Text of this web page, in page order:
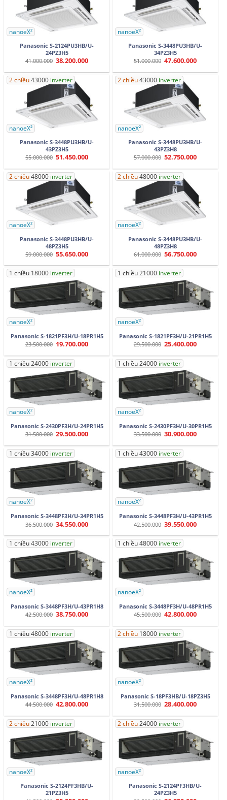
nanoeX²
Panasonic S-2124PU3HB/U-
24PZ3H5
41.000.000 Giá
là:
41.000.000.
38.200.000
tại
38.200.000.
nanoeX²
Panasonic S-3448PU3HB/U-
34PZ3H5
51.000.000 Giá
là:
51.000.000.
47.600.000
tại
2 chiều43000 inverter
nanoeX²
Panasonic S-3448PU3HB/U-
43PZ3H5
55.000.000 Giá
là:
55.000.000.
51.450.000
tại
51.450.000.
2 chiều43000 inverter
nanoeX²
Panasonic S-3448PU3HB/U-
43PZ3H8
57.000.000 Giá
là:
57.000.000.
52.750.000
tại
2 chiều48000 inverter
nanoeX²
Panasonic S-3448PU3HB/U-
48PZ3H5
59.000.000 Giá
gốc
là:
59.000.000.
55.650.000
tại
55.650.000.
2 chiều48000 inverter
nanoeX²
Panasonic S-3448PU3HB/U-
48PZ3H8
61.000.000 Giá
gốc
là:
61.000.000.
56.750.000
tại
1 chiều 18000 inverter
nanoeX²
Panasonic S-1821PF3H/U-18PR1H5
23.500.000 Giá
là:
23.500.000.
19.700.000
tại
19.700.000.
1 chiều 21000 inverter
nanoeX²
Panasonic S-1821PF3H/U-21PR1H5
29.500.000 Giá
là:
29.500.000.
25.400.000
tại
1 chiều 24000 inverter
nanoeX²
Panasonic S-2430PF3H/U-24PR1H5
31.500.000 Giá
là:
31.500.000.
29.500.000
tại
29.500.000.
1 chiều 24000 inverter
nanoeX²
Panasonic S-2430PF3H/U-30PR1H5
33.500.000 Giá
là:
33.500.000.
30.900.000
tại
1 chiều 34000 inverter
nanoeX²
Panasonic S-3448PF3H/U-34PR1H5
36.500.000 Giá
gốc
là:
36.500.000.
34.550.000
tại
34.550.000.
1 chiều 43000 inverter
nanoeX²
Panasonic S-3448PF3H/U-43PR1H5
42.500.000 Giá
gốc
là:
42.500.000.
39.550.000
tại
1 chiều 43000 inverter
nanoeX²
Panasonic S-3448PF3H/U-43PR1H8
42.500.000 Giá
là:
42.500.000.
38.750.000
tại
38.750.000.
1 chiều 48000 inverter
nanoeX²
Panasonic S-3448PF3H/U-48PR1H5
45.500.000 Giá
là:
45.500.000.
42.800.000
tại
1 chiều 48000 inverter
nanoeX²
Panasonic S-3448PF3H/U-48PR1H8
44.500.000 Giá
là:
44.500.000.
42.800.000
tại
42.800.000.
2 chiều 18000 inverter
nanoeX²
Panasonic S-18PF3HB/U-18PZ3H5
31.500.000 Giá
là:
31.500.000.
28.400.000
tại
2 chiều21000 inverter
nanoeX²
Panasonic S-2124PF3HB/U-
21PZ3H5
2 chiều24000 inverter
nanoeX²
Panasonic S-2124PF3HB/U-
24PZ3H5